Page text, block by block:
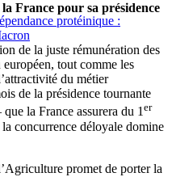
protéinique :
France pour sa présidence
de la juste rémunération des
tout comme les
du métier
de la présidence tournante
la France assurera du 1er
concurrence déloyale domine
promet de porter la